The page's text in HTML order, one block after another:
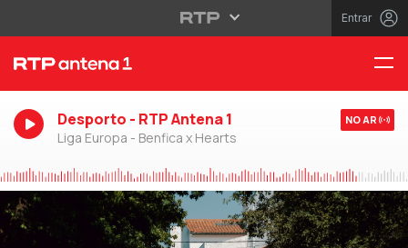
Entrar
Desporto - RTP Antena 1
Liga Europa - Benfica x Hearts
NO AR